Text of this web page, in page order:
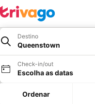
Destino
Queenstown
Check-in/out
Escolha as datas
Ordenar